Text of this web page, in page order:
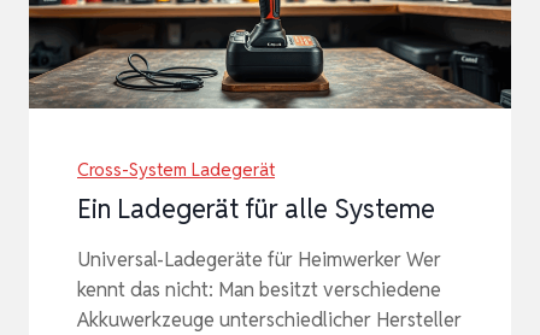
Cross-System Ladegerät
Ein Ladegerät für alle Systeme
Universal-Ladegeräte für Heimwerker Wer
kennt das nicht: Man besitzt verschiedene
Akkuwerkzeuge unterschiedlicher Hersteller